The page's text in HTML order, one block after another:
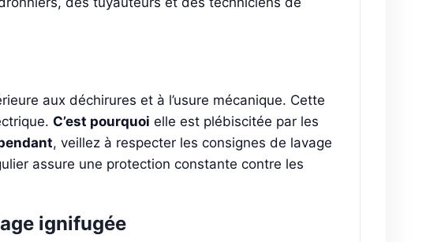
aux déchirures et à l’usure mécanique. Cette
C’est pourquoi elle est plébiscitée par les
, veillez à respecter les consignes de lavage
assure une protection constante contre les
ignifugée